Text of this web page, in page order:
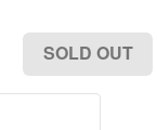
SOLD OUT